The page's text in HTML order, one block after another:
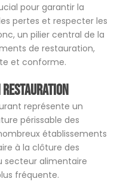
pour garantir la
pertes et respecter les
un pilier central de la
de restauration,
et conforme.
restauration
représente un
périssable des
établissements
à la clôture des
secteur alimentaire
fréquente.